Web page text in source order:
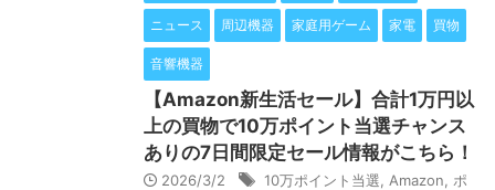
ニュース 周辺機器 家庭用ゲーム 家電 買物
音響機器
【Amazon新生活セール】合計1万円以
上の買物で10万ポイント当選チャンス
ありの7日間限定セール情報がこちら！
2026/3/2 10万ポイント当選 Amazon
ポ